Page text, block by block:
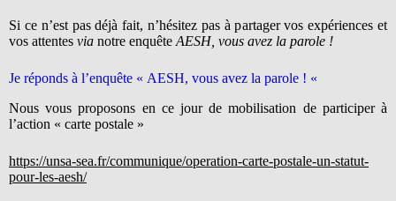
Si ce n’est pas déjà fait, n’hésitez pas à partager vos expériences et
vos attentes via notre enquête AESH, vous avez la parole !
Je réponds à l’enquête « AESH, vous avez la parole ! «
Nous vous proposons en ce jour de mobilisation de participer à
l’action « carte postale »
https://unsa-sea.fr/communique/operation-carte-postale-un-statut-
pour-les-aesh/